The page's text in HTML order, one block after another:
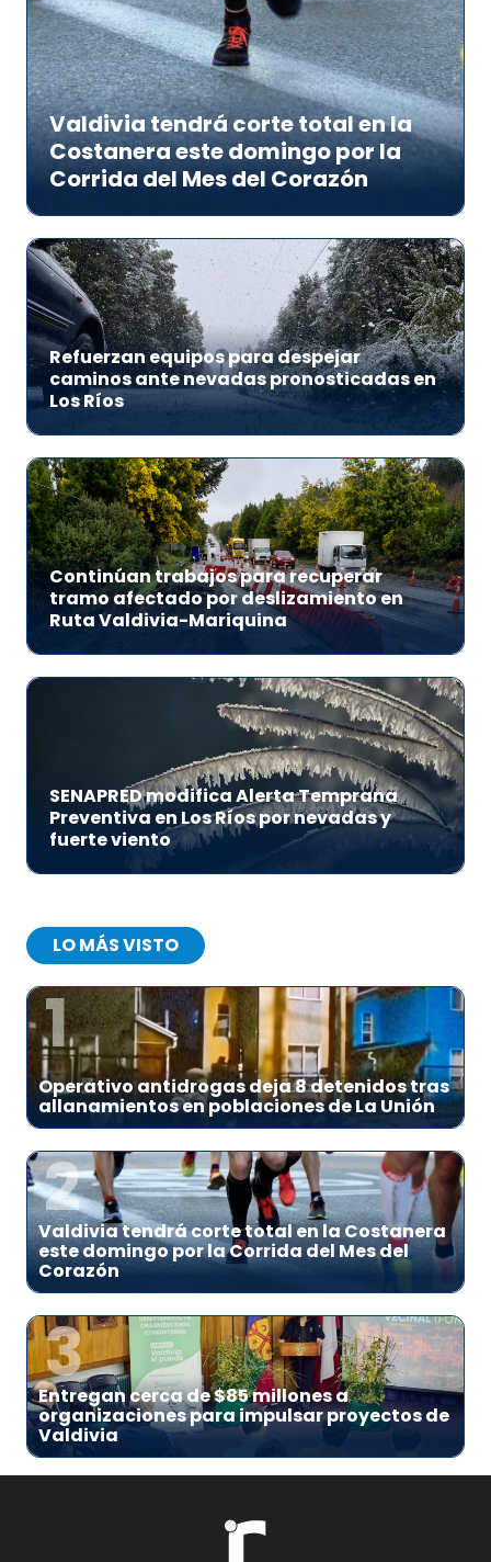
Valdivia tendrá corte total en la
Costanera este domingo por la
Corrida del Mes del Corazón
Refuerzan equipos para despejar
caminos ante nevadas pronosticadas en
Los Ríos
Continúan trabajos para recuperar
tramo afectado por deslizamiento en
Ruta Valdivia-Mariquina
SENAPRED modifica Alerta Temprana
Preventiva en Los Ríos por nevadas y
fuerte viento
LO MÁS VISTO
1
Operativo antidrogas deja 8 detenidos tras
allanamientos en poblaciones de La Unión
2
Valdivia tendrá corte total en la Costanera
este domingo por la Corrida del Mes del
Corazón
3
Entregan cerca de $85 millones a
organizaciones para impulsar proyectos de
Valdivia